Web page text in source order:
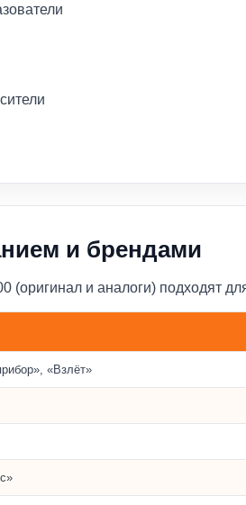
и брендами
и аналоги) подходят
«Взлёт»